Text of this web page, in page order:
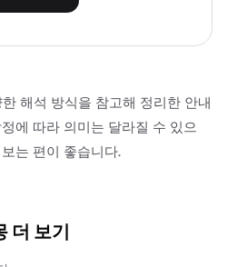
해석 방식을 참고해 정리한 안내
에 따라 의미는 달라질 수 있으
는 편이 좋습니다.
더 보기